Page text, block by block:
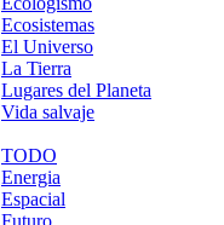
Ecosistemas
El Universo
La Tierra
Lugares del Planeta
Vida salvaje
TODO
Energia
Espacial
Futuro